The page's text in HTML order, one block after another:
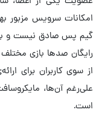
امکانات سرویس مزبور
گیم پس صادق نیست و با
رایگان صدها بازی
از سوی کاربران برای
علی‌رغم آن‌ها،
است.